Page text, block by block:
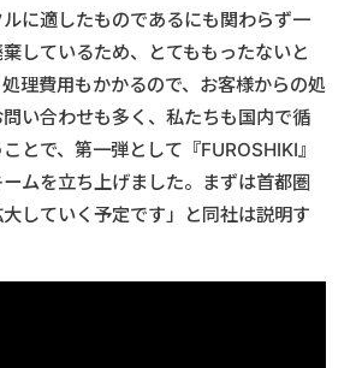
に適したものであるにも関わらず一
しているため、とてももったないと
理費用もかかるので、お客様からの処
い合わせも多く、私たちも国内で循
とで、第一弾として『FUROSHIKI』
ムを立ち上げました。まずは首都圏
していく予定です」と同社は説明す